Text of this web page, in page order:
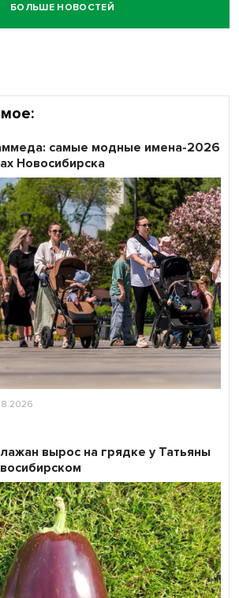
БОЛЬШЕ НОВОСТЕЙ
самые модные имена-2026
Новосибирска
вырос на грядке у Татьяны